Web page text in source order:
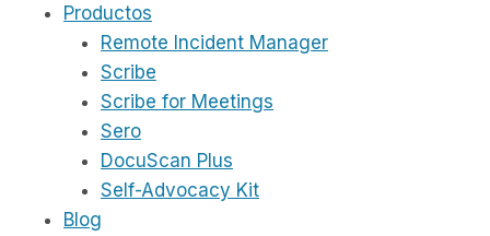
Productos
Remote Incident Manager
Scribe
Scribe for Meetings
Sero
DocuScan Plus
Self-Advocacy Kit
Blog